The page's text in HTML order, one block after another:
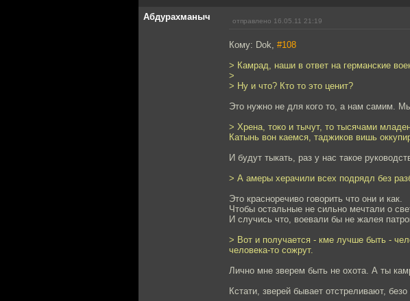
Абдурахманыч отправлено 16.05.11 21:19
Кому: Dok, #108
> Камрад, наши в ответ на германские
>
> Ну и что? Кто то это ценит?
Это нужно не для кого то, а нам самим.
> Хрена, токо и тычут, то тысячами
Катынь вон каемся, таджиков вишь
И будут тыкать, раз у нас такое
> А амеры херачили всех подрядл без
Это красноречиво говорить что они и как.
Чтобы остальные не сильно мечтали о
И случись что, воевали бы не жалея
> Вот и получается - кме лучше быть -
человека-то сожрут.
Лично мне зверем быть не охота. А ты
Кстати, зверей бывает отстреливают,